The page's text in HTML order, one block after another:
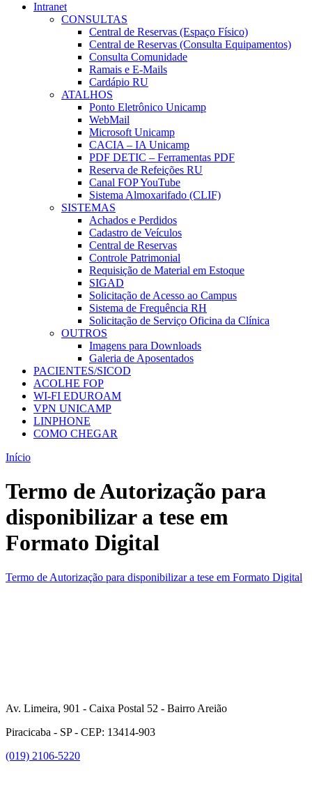
Intranet
CONSULTAS
Central de Reservas (Espaço Físico)
Central de Reservas (Consulta Equipamentos)
Consulta Comunidade
Ramais e E-Mails
Cardápio RU
ATALHOS
Ponto Eletrônico Unicamp
WebMail
Microsoft Unicamp
CACIA – IA Unicamp
PDF DETIC – Ferramentas PDF
Reserva de Refeições RU
Canal FOP YouTube
Sistema Almoxarifado (CLIF)
SISTEMAS
Achados e Perdidos
Cadastro de Veículos
Central de Reservas
Controle Patrimonial
Requisição de Material em Estoque
SIGAD
Solicitação de Acesso ao Campus
Sistema de Frequência RH
Solicitação de Serviço Oficina da Clínica
OUTROS
Imagens para Downloads
Galeria de Aposentados
PACIENTES/SICOD
ACOLHE FOP
WI-FI EDUROAM
VPN UNICAMP
LINPHONE
COMO CHEGAR
Início
Termo de Autorização para
disponibilizar a tese em
Formato Digital
Termo de Autorização para disponibilizar a tese em Formato Digital
Av. Limeira, 901 - Caixa Postal 52 - Bairro Areião
Piracicaba - SP - CEP: 13414-903
(019) 2106-5220